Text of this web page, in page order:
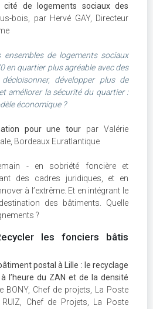
cité de logements sociaux des
bois, par Hervé GAY, Directeur
ensembles de logements sociaux
en quartier plus agréable avec des
développer plus de
améliorer la sécurité du quartier :
économique ?
pour une tour par Valérie
Bordeaux Euratlantique
- en sobriété foncière et
des cadres juridiques, et en
à l’extrême. Et en intégrant le
des bâtiments. Quelle
?
les fonciers bâtis
postal à Lille : le recyclage
l’heure du ZAN et de la densité
BONY, Chef de projets, La Poste
Chef de Projets, La Poste